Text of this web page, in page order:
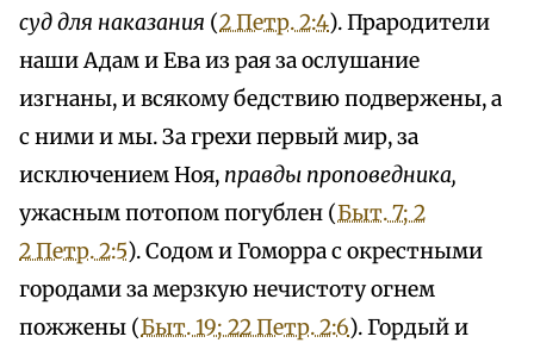
суд для наказания (2 Петр. 2:4). Прародители
наши Адам и Ева из рая за ослушание
изгнаны, и всякому бедствию подвержены, а
с ними и мы. За грехи первый мир, за
исключением Ноя, правды проповедника,
ужасным потопом погублен (Быт. 7; 2
2 Петр. 2:5). Содом и Гоморра с окрестными
городами за мерзкую нечистоту огнем
пожжены (Быт. 19; 22 Петр. 2:6). Гордый и